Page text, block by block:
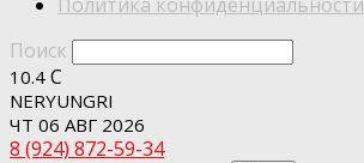
Поиск
10.4 C
NERYUNGRI
ЧТ 06 АВГ 2026
8 (924) 872-59-34